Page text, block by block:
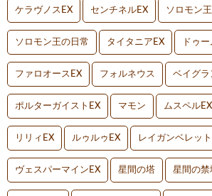
ケラヴノスEX センチネルEX ソロモン
ソロモン王の日常 タイタニアEX ドゥ
ファロオースEX フォルネウス ベイグラ
ポルターガイストEX マモン ムスペルEX
リリィEX ルゥルゥEX レイガンベレッ
ヴェスパーマインEX 星間の塔 星間の禁